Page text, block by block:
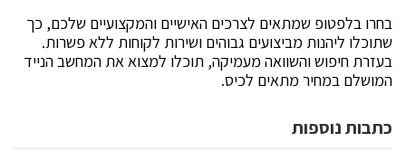
בחרו בלפטופ שמתאים לצרכים האישיים והמקצועיים שלכם, כך
שתוכלו ליהנות מביצועים גבוהים ושירות לקוחות ללא פשרות.
בעזרת חיפוש והשוואה מעמיקה, תוכלו למצוא את המחשב הנייד
המושלם במחיר מתאים לכיס.
כתבות נוספות